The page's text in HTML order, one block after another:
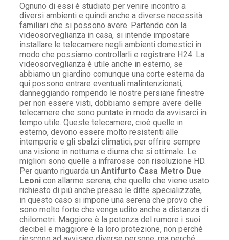
Ognuno di essi è studiato per venire incontro a
diversi ambienti e quindi anche a diverse necessità
familiari che si possono avere. Partendo con la
videosorveglianza in casa, si intende impostare
installare le telecamere negli ambienti domestici in
modo che possiamo controllarli e registrare H24. La
videosorveglianza è utile anche in esterno, se
abbiamo un giardino comunque una corte esterna da
qui possono entrare eventuali malintenzionati,
danneggiando rompendo le nostre persiane finestre
per non essere visti, dobbiamo sempre avere delle
telecamere che sono puntate in modo da avvisarci in
tempo utile. Queste telecamere, cioè quelle in
esterno, devono essere molto resistenti alle
intemperie e gli sbalzi climatici, per offrire sempre
una visione in notturna e diurna che si ottimale. Le
migliori sono quelle a infrarosse con risoluzione HD.
Per quanto riguarda un Antifurto Casa Metro Due
Leoni con allarme serena, che quello che viene usato
richiesto di più anche presso le ditte specializzate,
in questo caso si impone una serena che provo che
sono molto forte che venga udito anche a distanza di
chilometri. Maggiore è la potenza del rumore i suoi
decibel e maggiore è la loro protezione, non perché